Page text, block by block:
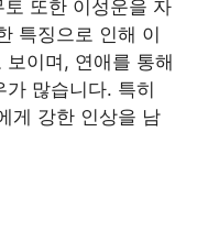
또한 이성운을 자
특징으로 인해 이
이며, 연애를 통해
많습니다. 특히
게 강한 인상을 남